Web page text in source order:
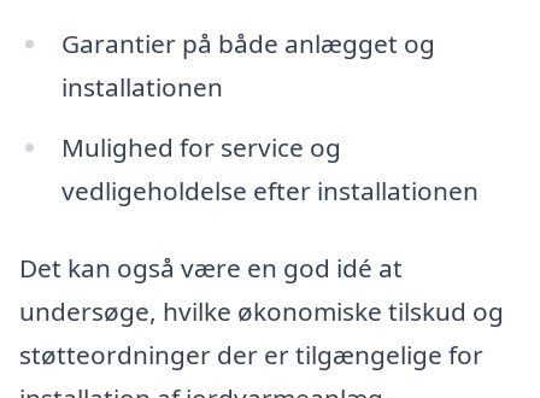
Garantier på både anlægget og
installationen
Mulighed for service og
vedligeholdelse efter installationen
Det kan også være en god idé at
undersøge, hvilke økonomiske tilskud og
støtteordninger der er tilgængelige for